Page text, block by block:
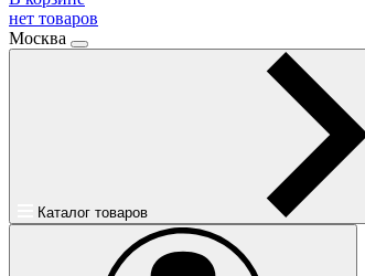
нет товаров
Москва
Каталог товаров